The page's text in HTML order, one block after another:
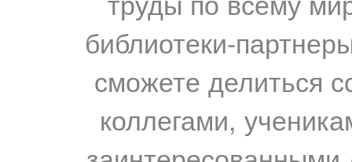
библиотеки-
сможете делиться
коллегами,